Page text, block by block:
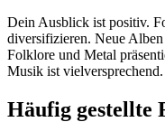
Dein Ausblick ist positiv.
diversifizieren. Neue
Folklore und Metal
Musik ist vielversprechend.
Häufig gestellte